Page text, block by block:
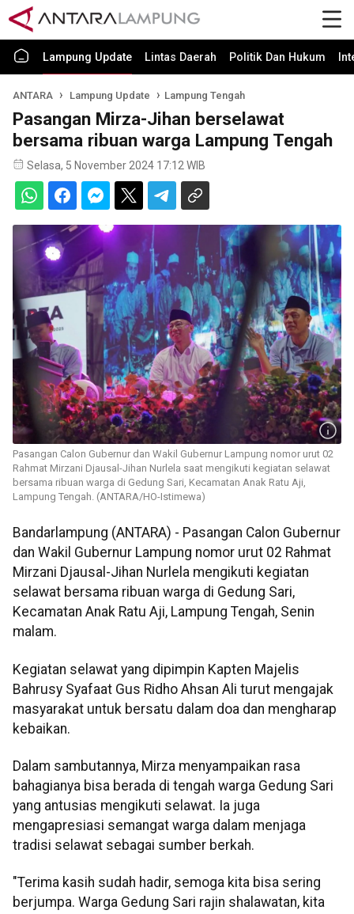
Lampung Update Lintas Daerah Politik Dan Hukum
ANTARA Lampung Update Lampung Tengah
Pasangan Mirza-Jihan berselawat
bersama ribuan warga Lampung Tengah
Selasa, 5 November 2024 17:12 WIB
Pasangan Calon Gubernur dan Wakil Gubernur Lampung nomor urut 02
Rahmat Mirzani Djausal-Jihan Nurlela saat mengikuti kegiatan selawat
bersama ribuan warga di Gedung Sari, Kecamatan Anak Ratu Aji,
Lampung Tengah. (ANTARA/HO-Istimewa)
Bandarlampung (ANTARA) - Pasangan Calon Gubernur
dan Wakil Gubernur Lampung nomor urut 02 Rahmat
Mirzani Djausal-Jihan Nurlela mengikuti kegiatan
selawat bersama ribuan warga di Gedung Sari,
Kecamatan Anak Ratu Aji, Lampung Tengah, Senin
malam.
Kegiatan selawat yang dipimpin Kapten Majelis
Bahrusy Syafaat Gus Ridho Ahsan Ali turut mengajak
masyarakat untuk bersatu dalam doa dan mengharap
kebaikan.
Dalam sambutannya, Mirza menyampaikan rasa
bahagianya bisa berada di tengah warga Gedung Sari
yang antusias mengikuti selawat. Ia juga
mengapresiasi semangat warga dalam menjaga
tradisi selawat sebagai sumber berkah.
"Terima kasih sudah hadir, semoga kita bisa sering
berjumpa. Warga Gedung Sari rajin shalawatan, kita